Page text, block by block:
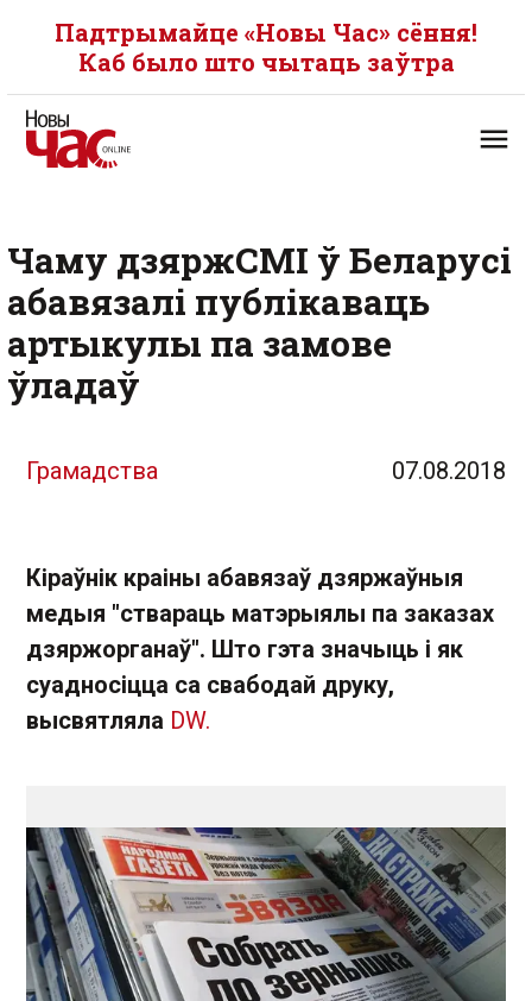
Падтрымайце «Новы Час» сёння!
Каб было што чытаць заўтра
Чаму дзяржСМІ ў Беларусі
абавязалі публікаваць
артыкулы па замове
ўладаў
Грамадства 07.08.2018
Кіраўнік краіны абавязаў дзяржаўныя
медыя "ствараць матэрыялы па заказах
дзяржорганаў". Што гэта значыць і як
суадносіцца са свабодай друку,
высвятляла DW.